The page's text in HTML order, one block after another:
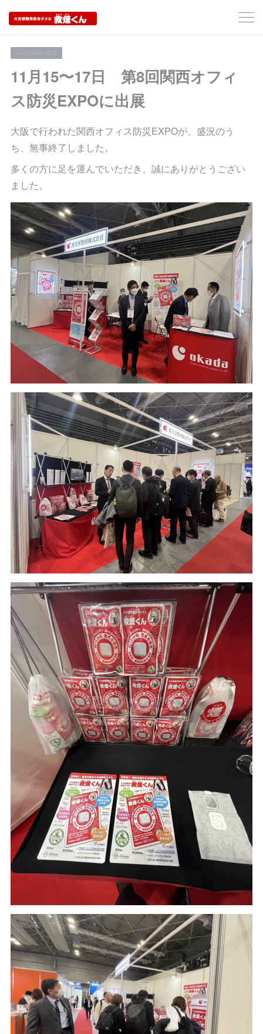
2023.11.24 01:01
11月15〜17日 第8回関西オフィ
ス防災EXPOに出展
大阪で行われた関西オフィス防災EXPOが、盛況のう
ち、無事終了しました。
多くの方に足を運んでいただき、誠にありがとうござい
ました。